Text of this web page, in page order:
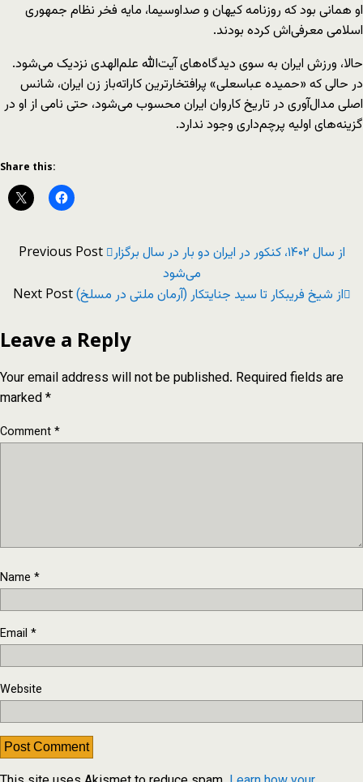
او همانی بود که روزنامه کیهان و صداوسیما، مایه فخر نظام جمهوری
اسلامی معرفی‌اش کرده بودند.
حالا، ورزش ایران به سوی دیدگاه‌های آیت‌الله علم‌الهدی نزدیک می‌شود.
در حالی که «حمیده عباسعلی» پرافتخارترین کاراته‌باز زن ایران، شانس
اصلی مدال‌آوری در تاریخ کاروان ایران محسوب می‌شود، حتی نامی از او در
گزینه‌های اولیه پرچم‌داری وجود ندارد.
Share this:
Previous Post از سال ۱۴۰۲، کنکور در ایران دو بار در سال برگزار
می‌شود
Next Postاز شیخ فریبکار تا سید جنایتکار (آرمان ملتی در مسلخ)
Leave a Reply
Your email address will not be published. Required fields are
marked*
Comment*
Name *
Email *
Website